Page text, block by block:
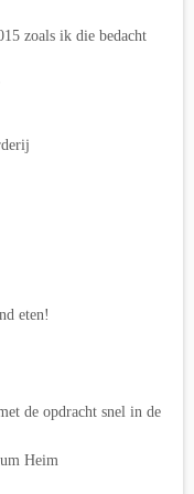
zoals ik die bedacht
eten!
de opdracht snel in de
Heim